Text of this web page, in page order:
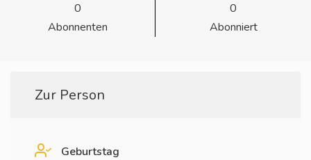
0
Abonnenten
0
Abonniert
Zur Person
Geburtstag